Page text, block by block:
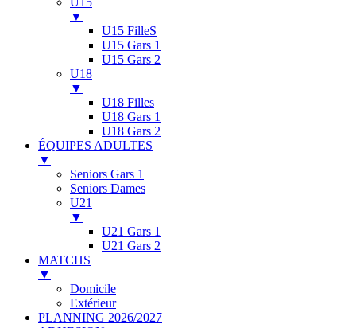
▼
U15 FilleS
U15 Gars 1
U15 Gars 2
U18
▼
U18 Filles
U18 Gars 1
U18 Gars 2
ÉQUIPES ADULTES
▼
Seniors Gars 1
Seniors Dames
U21
▼
U21 Gars 1
U21 Gars 2
MATCHS
▼
Domicile
Extérieur
PLANNING 2026/2027